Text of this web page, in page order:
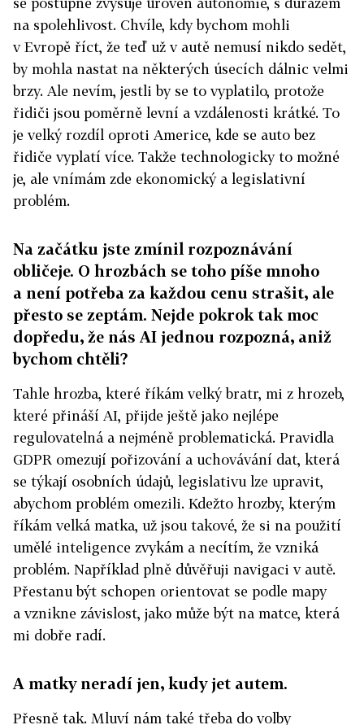
na spolehlivost. Chvíle, kdy bychom mohli
v Evropě říct, že teď už v autě nemusí nikdo sedět,
by mohla nastat na některých úsecích dálnic velmi
brzy. Ale nevím, jestli by se to vyplatilo, protože
řidiči jsou poměrně levní a vzdálenosti krátké. To
je velký rozdíl oproti Americe, kde se auto bez
řidiče vyplatí více. Takže technologicky to možné
je, ale vnímám zde ekonomický a legislativní
problém.
Na začátku jste zmínil rozpoznávání
obličeje. O hrozbách se toho píše mnoho
a není potřeba za každou cenu strašit, ale
přesto se zeptám. Nejde pokrok tak moc
dopředu, že nás AI jednou rozpozná, aniž
bychom chtěli?
Tahle hrozba, které říkám velký bratr, mi z hrozeb,
které přináší AI, přijde ještě jako nejlépe
regulovatelná a nejméně problematická. Pravidla
GDPR omezují pořizování a uchovávání dat, která
se týkají osobních údajů, legislativu lze upravit,
abychom problém omezili. Kdežto hrozby, kterým
říkám velká matka, už jsou takové, že si na použití
umělé inteligence zvykám a necítím, že vzniká
problém. Například plně důvěřuji navigaci v autě.
Přestanu být schopen orientovat se podle mapy
a vznikne závislost, jako může být na matce, která
mi dobře radí.
A matky neradí jen, kudy jet autem.
Přesně tak. Mluví nám také třeba do volby